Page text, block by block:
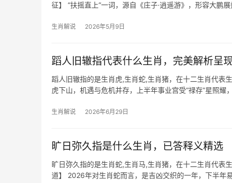
征】 “扶摇直上”一词，源自《庄子·逍遥游》，形容大鹏
生肖解说 2026年5月9日
蹈人旧辙指代表什么生肖，完美解析呈
蹈人旧辙指的是生肖虎,生肖蛇,生肖猪，在十二生肖代表
虎下山，机遇与危机并存，上半年事业宫受“禄存”星照
生肖解说 2026年6月29日
旷日弥久指是什么生肖，已答释义精选
旷日弥久指的是生肖蛇,生肖马,生肖猪，在十二生肖代表
道】 2026年对生肖蛇而言，是吉凶交织的一年，下半年